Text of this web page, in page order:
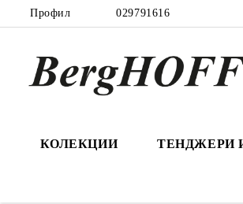
Профил 029791616
КОЛЕКЦИИ ТЕНДЖЕРИ